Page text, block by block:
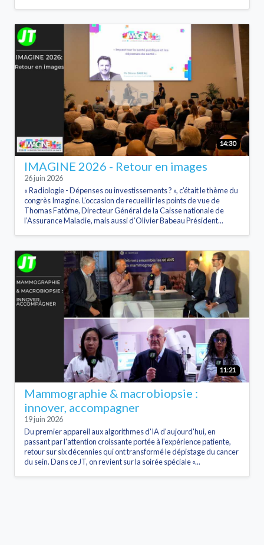
14:30
IMAGINE 2026 - Retour en images
26 juin 2026
« Radiologie - Dépenses ou investissements ? », c’était le thème du
congrès Imagine. L’occasion de recueillir les points de vue de
Thomas Fatôme, Directeur Général de la Caisse nationale de
l’Assurance Maladie, mais aussi d’Olivier Babeau Président...
11:21
Mammographie & macrobiopsie :
innover, accompagner
19 juin 2026
Du premier appareil aux algorithmes d'IA d'aujourd'hui, en
passant par l'attention croissante portée à l'expérience patiente,
retour sur six décennies qui ont transformé le dépistage du cancer
du sein. Dans ce JT, on revient sur la soirée spéciale «...